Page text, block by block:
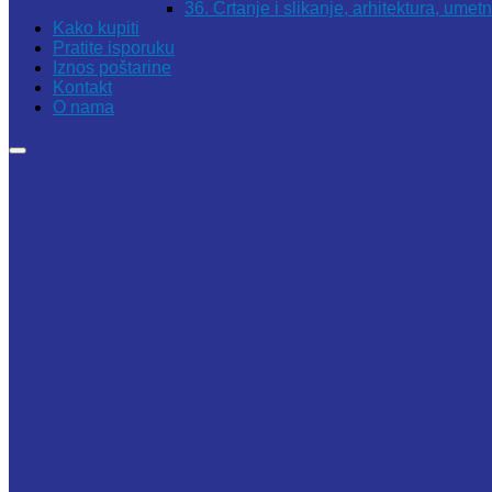
36. Crtanje i slikanje, arhitektura,
Kako kupiti
Pratite isporuku
Iznos poštarine
Kontakt
O nama